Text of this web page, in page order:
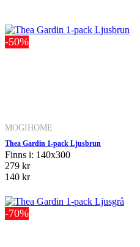
-50%
MOGIHOME
Thea Gardin 1-pack Ljusbrun
Finns i: 140x300
279 kr
140 kr
-70%